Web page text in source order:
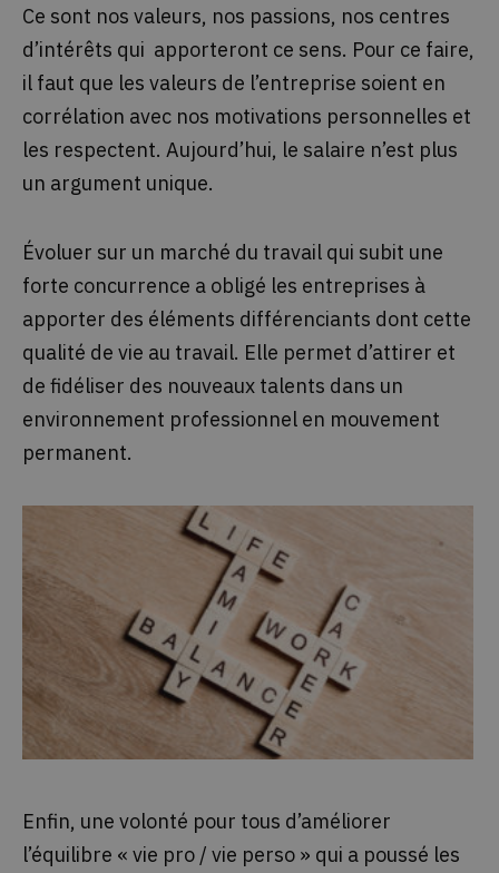
Ce sont nos valeurs, nos passions, nos centres
d’intérêts qui apporteront ce sens. Pour ce faire,
il faut que les valeurs de l’entreprise soient en
corrélation avec nos motivations personnelles et
les respectent. Aujourd’hui, le salaire n’est plus
un argument unique.
Évoluer sur un marché du travail qui subit une
forte concurrence a obligé les entreprises à
apporter des éléments différenciants dont cette
qualité de vie au travail. Elle permet d’attirer et
de fidéliser des nouveaux talents dans un
environnement professionnel en mouvement
permanent.
Enfin, une volonté pour tous d’améliorer
l’équilibre « vie pro / vie perso » qui a poussé les